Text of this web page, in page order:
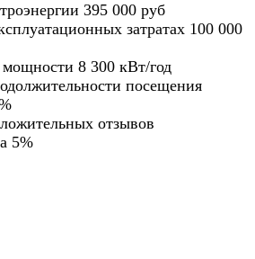
395 000 руб
затратах 100 000
8 300 кВт/год
посещения
отзывов
5%